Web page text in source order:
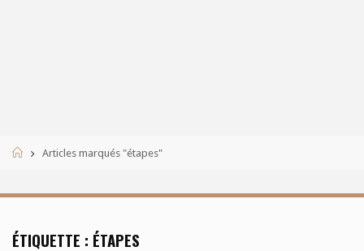
AccueilArticles marqués "étapes"
ÉTIQUETTE : ÉTAPES